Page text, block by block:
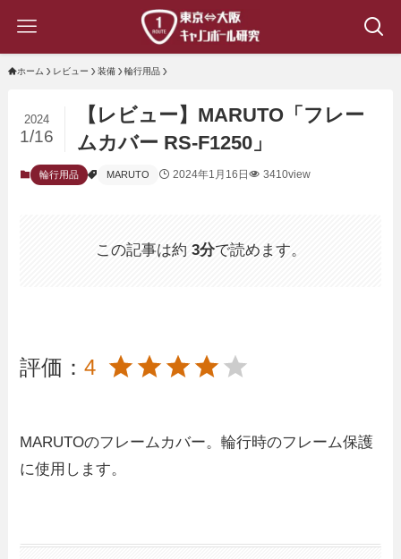
ホーム レビュー 装備 輪行用品
【レビュー】MARUTO「フレー
ムカバー RS-F1250」
2024
1/16
輪行用品 MARUTO 2024年1月16日 3410view
この記事は約 3分で読めます。
評価：4
MARUTOのフレームカバー。輪行時のフレーム保護
に使用します。